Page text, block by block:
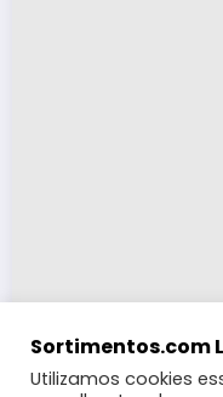
Sortimentos.com
Utilizamos cookies